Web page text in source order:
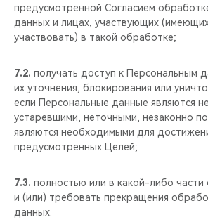
предусмотренной Согласием
данных и лицах, участвующих
участвовать) в такой обработке;
7.2. получать доступ к Персональным
их уточнения, блокирования или
если Персональные данные являются
устаревшими, неточными, незаконно
являются необходимыми для
предусмотренных Целей;
7.3. полностью или в какой-либо части
и (или) требовать прекращения
данных.